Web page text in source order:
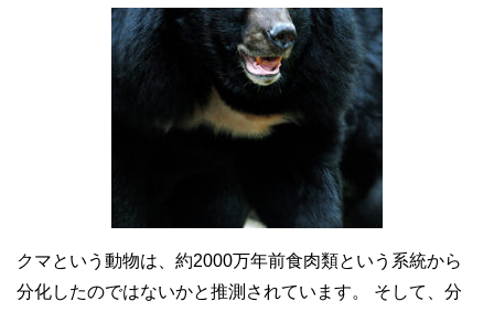
クマという動物は、約2000万年前食肉類という系統から
分化したのではないかと推測されています。 そして、分